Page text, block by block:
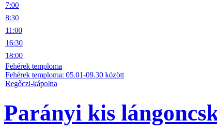
7:00
8:30
11:00
16:30
18:00
Fehérek temploma
Fehérek temploma: 05.01-09.30 között
Regőczi-kápolna
Parányi kis